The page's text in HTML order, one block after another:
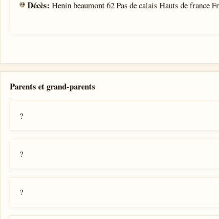
Décès:Henin beaumont 62 Pas de calais Hauts de france
Parents et grand-parents
?
?
?